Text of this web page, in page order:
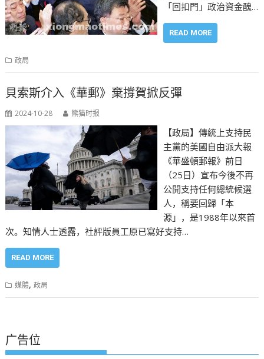
「回扣門」政治資金醜…
READ MORE
政局
貝索斯介入《華郵》棄撐賀掀反彈
2024-10-28 熊猫时报
【政局】傳統上支持民
主黨的美國自由派大報
《華盛頓郵報》前日
（25日）宣布今後不再
公開支持任何總統候選
人，稱要回歸「本
源」，是1988年以來首
次。知情人士透露，社評版員工原已寫好支持…
READ MORE
媒體,政局
广告位